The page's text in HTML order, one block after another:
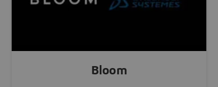
Bloom